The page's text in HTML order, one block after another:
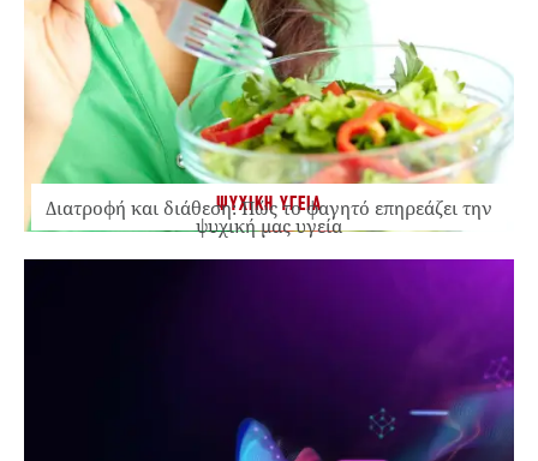
ΨΥΧΙΚΗ ΥΓΕΙΑ
Διατροφή και διάθεση: Πώς το φαγητό επηρεάζει την
ψυχική μας υγεία